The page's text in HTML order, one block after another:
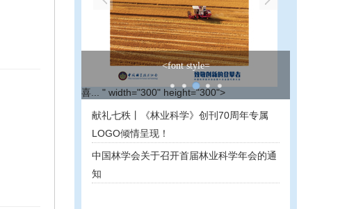
3.12，《林业科学》邀您一起植树！
献礼七秩丨《林业科学》创刊70周年专属
LOGO倾情呈现！
中国林学会关于召开首届林业科学年会的通
知